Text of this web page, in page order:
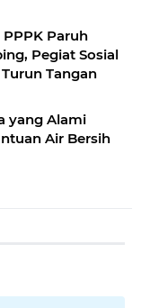
PPPK Paruh
Pegiat Sosial
Tangan
yang Alami
Air Bersih